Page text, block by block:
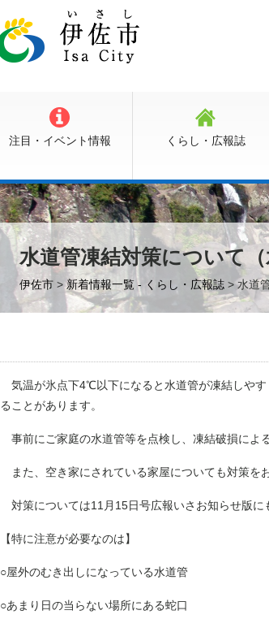
注目・イベント情報 くらし・広報誌
水道管凍結対策について
伊佐市 >新着情報一覧 - くらし・広報誌 > 水道
気温が氷点下4℃以下になると水道管が凍結しや
ることがあります。
事前にご家庭の水道管等を点検し、凍結破損によ
また、空き家にされている家屋についても対策を
対策については11月15日号広報いさお知らせ版に
【特に注意が必要なのは】
○屋外のむき出しになっている水道管
○あまり日の当らない場所にある蛇口